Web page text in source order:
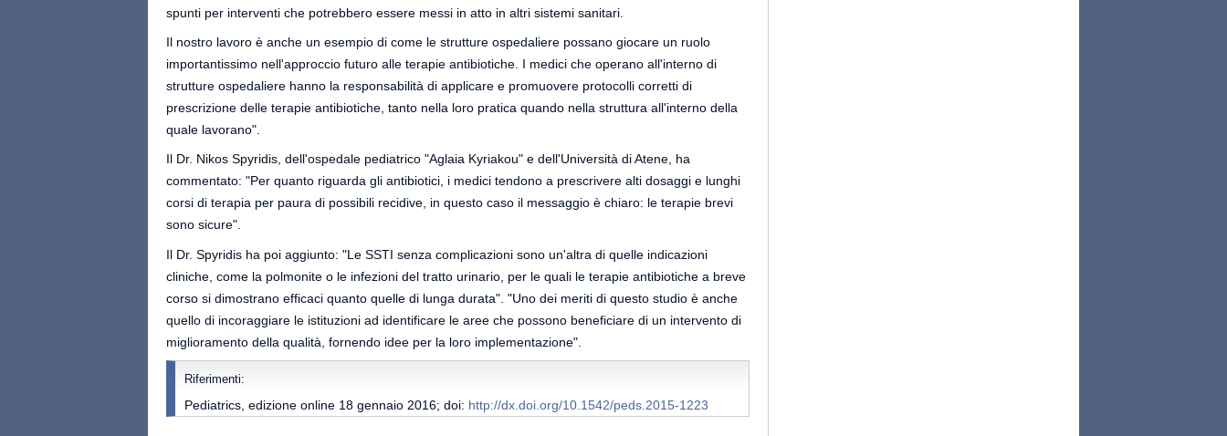
spunti per interventi che potrebbero essere messi in atto in altri sistemi sanitari.
Il nostro lavoro è anche un esempio di come le strutture ospedaliere possano giocare un ruolo
importantissimo nell'approccio futuro alle terapie antibiotiche. I medici che operano all'interno di
strutture ospedaliere hanno la responsabilità di applicare e promuovere protocolli corretti di
prescrizione delle terapie antibiotiche, tanto nella loro pratica quando nella struttura all'interno della
quale lavorano".
Il Dr. Nikos Spyridis, dell'ospedale pediatrico "Aglaia Kyriakou" e dell'Università di Atene, ha
commentato: "Per quanto riguarda gli antibiotici, i medici tendono a prescrivere alti dosaggi e lunghi
corsi di terapia per paura di possibili recidive, in questo caso il messaggio è chiaro: le terapie brevi
sono sicure".
Il Dr. Spyridis ha poi aggiunto: "Le SSTI senza complicazioni sono un'altra di quelle indicazioni
cliniche, come la polmonite o le infezioni del tratto urinario, per le quali le terapie antibiotiche a breve
corso si dimostrano efficaci quanto quelle di lunga durata". "Uno dei meriti di questo studio è anche
quello di incoraggiare le istituzioni ad identificare le aree che possono beneficiare di un intervento di
miglioramento della qualità, fornendo idee per la loro implementazione".
Riferimenti:
Pediatrics, edizione online 18 gennaio 2016; doi: http://dx.doi.org/10.1542/peds.2015-1223